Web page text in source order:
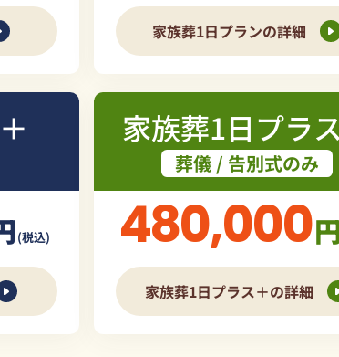
家族葬1日プランの詳細
(税込)
家族葬1日プラ
葬儀 / 告別式のみ
480,000円
家族葬1日プラス＋の詳細